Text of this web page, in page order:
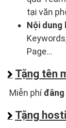
tại văn
Nội dung
Page...
Tặng tên
Miễn phíđăng
Tặng